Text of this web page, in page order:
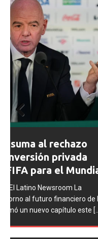
FIFA abre
contra
la final del
0SHARESShareTweet
inició una serie de
Asociación del Fútbol
de la selección
Prev